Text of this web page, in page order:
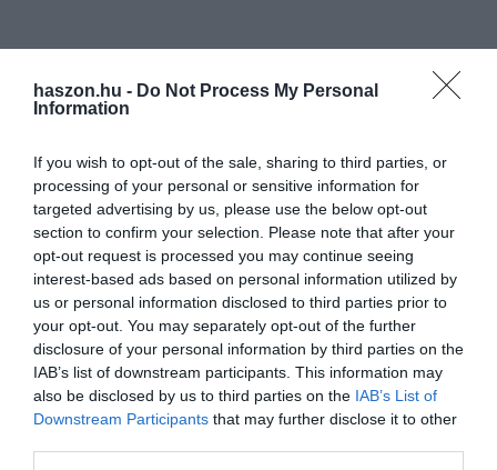
haszon.hu - Do Not Process My Personal
Information
If you wish to opt-out of the sale, sharing to third parties, or
processing of your personal or sensitive information for
targeted advertising by us, please use the below opt-out
section to confirm your selection. Please note that after your
opt-out request is processed you may continue seeing
interest-based ads based on personal information utilized by
us or personal information disclosed to third parties prior to
your opt-out. You may separately opt-out of the further
disclosure of your personal information by third parties on the
IAB’s list of downstream participants. This information may
also be disclosed by us to third parties on the IAB’s List of
Downstream Participants that may further disclose it to other